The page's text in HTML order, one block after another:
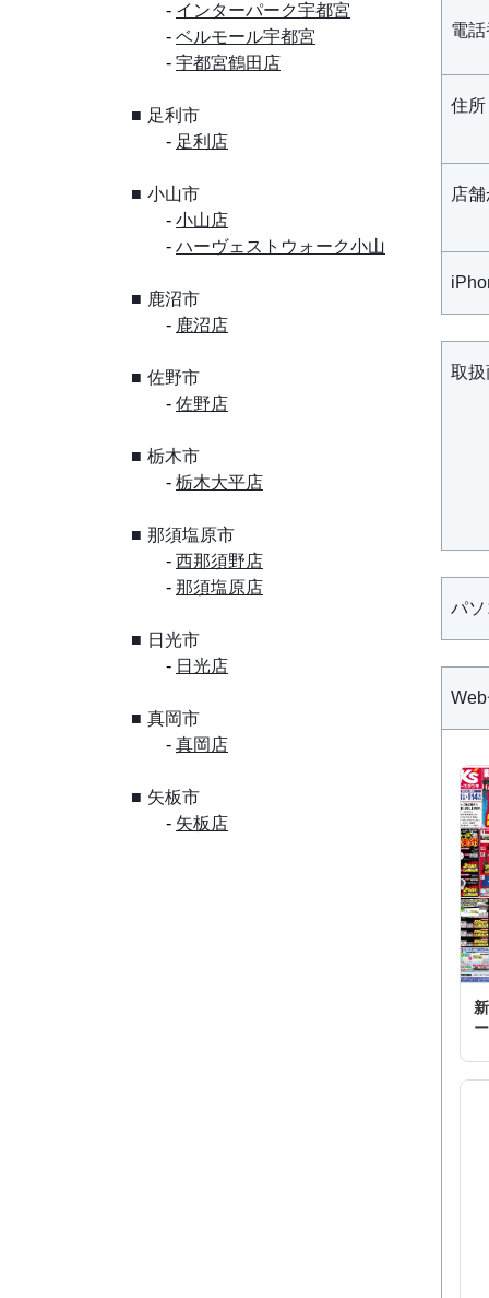
インターパーク宇都宮
ベルモール宇都宮
宇都宮鶴田店
足利市
足利店
小山市
小山店
ハーヴェストウォーク小山
鹿沼市
鹿沼店
佐野市
佐野店
栃木市
栃木大平店
那須塩原市
西那須野店
那須塩原店
日光市
日光店
真岡市
真岡店
矢板市
矢板店
電
住所
店
取
パ